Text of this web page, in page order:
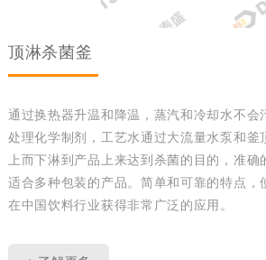
顶淋杀菌釜
通过换热器升温和降温，蒸汽和冷却水不会
处理化学制剂，工艺水通过大流量水泵和釜
上而下淋到产品上来达到杀菌的目的，准
适合多种包装的产品。简单和可靠的特点，
在中国饮料行业获得非常广泛的应用。